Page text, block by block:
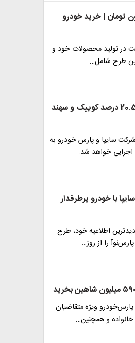
با پیش‌پرداخت ۶۰۰ میلیون تومان | خرید خودرو
در تولید محصولات خود و
فروش سایپا بدون قرعه کشی | با سود 20.5 درصد کوییک و سهند
سایپا و پارس خودرو به
اجرایی خواهد شد.
با خودرو پرطرفدار
اطلاعیه خود، طرح
ویژه متقاضیان
و همچنین…